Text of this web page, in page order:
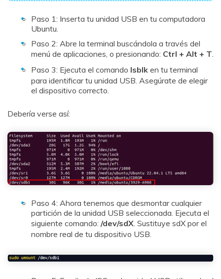
Paso 1: Inserta tu unidad USB en tu computadora
Ubuntu.
Paso 2: Abre la terminal buscándola a través del
menú de aplicaciones, o presionando: Ctrl + Alt + T
Paso 3: Ejecuta el comando lsblk en tu terminal
para identificar tu unidad USB. Asegúrate de elegir
el dispositivo correcto.
Debería verse así:
Paso 4: Ahora tenemos que desmontar cualquier
partición de la unidad USB seleccionada. Ejecuta el
siguiente comando: /dev/sdX . Sustituye sdX por el
nombre real de tu dispositivo USB.